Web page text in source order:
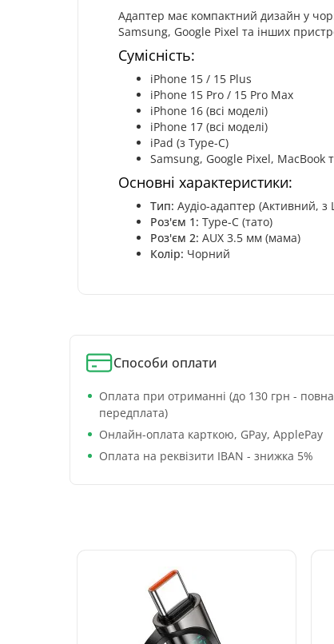
Адаптер має компактний дизайн у
Samsung, Google Pixel та інших
Сумісність:
iPhone 15 / 15 Plus
iPhone 15 Pro / 15 Pro Max
iPhone 16 (всі моделі)
iPhone 17 (всі моделі)
iPad (з Type-C)
Samsung, Google Pixel, MacBook
Основні характеристики:
Тип: Аудіо-адаптер (Активний, з
Роз'єм 1: Type-C (тато)
Роз'єм 2: AUX 3.5 мм (мама)
Колір: Чорний
Способи оплати
Оплата при отриманні (до 130 грн - повна
передплата)
Онлайн-оплата карткою, GPay, ApplePay
Оплата на реквізити IBAN - знижка 5%